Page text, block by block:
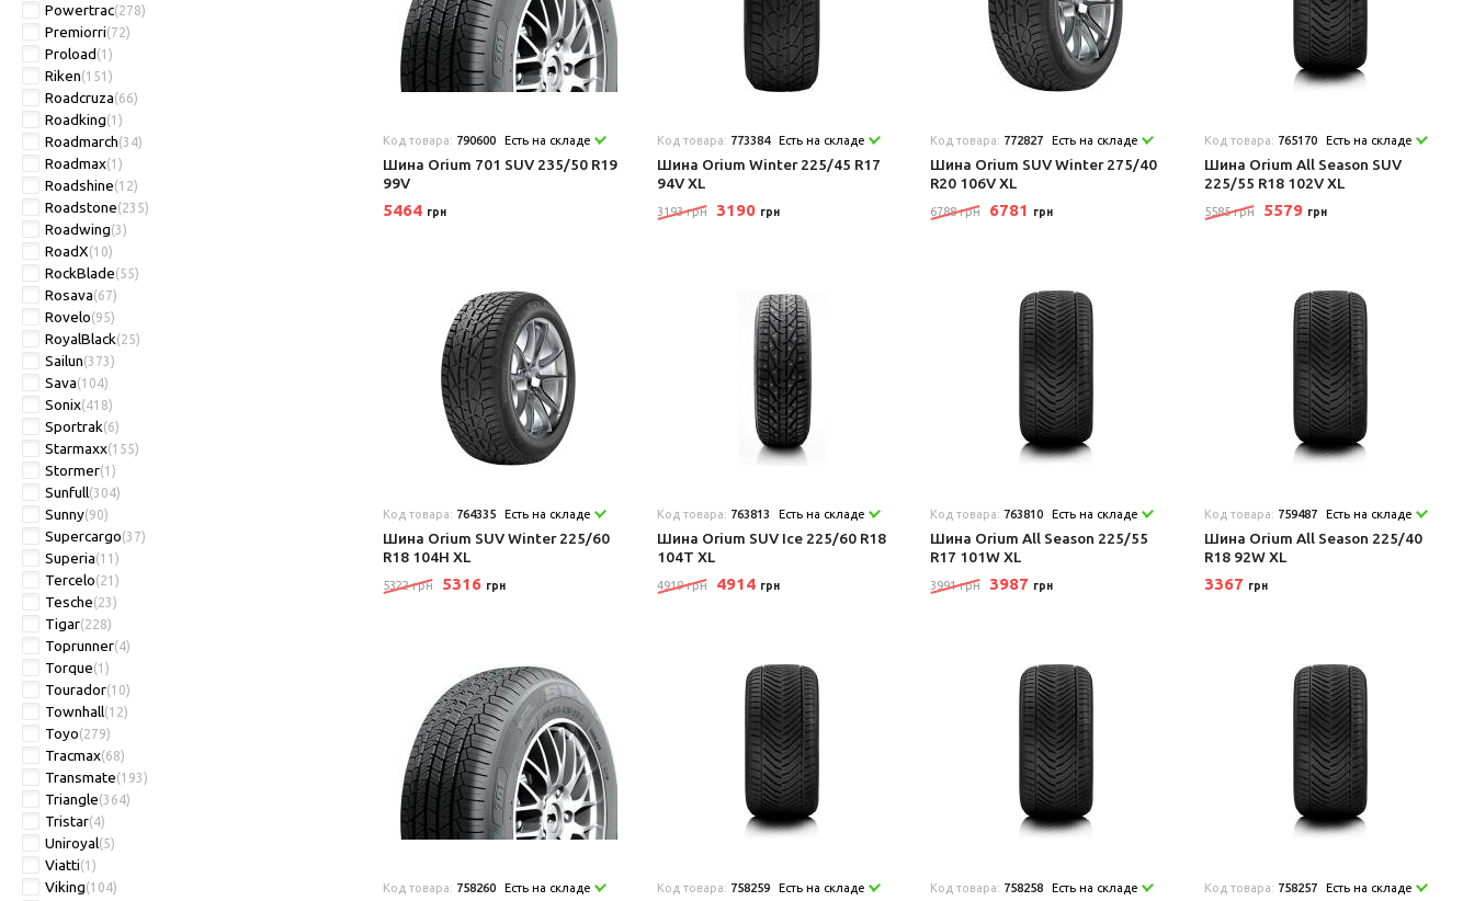
Powertrac(278)
Premiorri(72)
Proload(1)
Riken(151)
Roadcruza(66)
Roadking(1)
Roadmarch(34)
Roadmax(1)
Roadshine(12)
Roadstone(235)
Roadwing(3)
RoadX(10)
RockBlade(55)
Rosava(67)
Rovelo(95)
RoyalBlack(25)
Sailun(373)
Sava(104)
Sonix(418)
Sportrak(6)
Starmaxx(155)
Stormer(1)
Sunfull(304)
Sunny(90)
Supercargo(37)
Superia(11)
Tercelo(21)
Tesche(23)
Tigar(228)
Toprunner(4)
Torque(1)
Tourador(10)
Townhall(12)
Toyo(279)
Tracmax(68)
Transmate(193)
Triangle(364)
Tristar(4)
Uniroyal(5)
Viatti(1)
Viking(104)
Код товара: 790600 Есть на складе
Шина Orium 701 SUV 235/50 R19
99V
5464 грн
Код товара: 773384 Есть на складе
Шина Orium Winter 225/45 R17
94V XL
3193 грн 3190 грн
Код товара: 772827 Есть на складе
Шина Orium SUV Winter 275/40
R20 106V XL
6788 грн 6781 грн
Код товара: 765170 Есть на складе
Шина Orium All Season SUV
225/55 R18 102V XL
5585 грн 5579 грн
Код товара: 764335 Есть на складе
Шина Orium SUV Winter 225/60
R18 104H XL
5322 грн 5316 грн
Код товара: 763813 Есть на складе
Шина Orium SUV Ice 225/60 R18
104T XL
4919 грн 4914 грн
Код товара: 763810 Есть на складе
Шина Orium All Season 225/55
R17 101W XL
3991 грн 3987 грн
Код товара: 759487 Есть на складе
Шина Orium All Season 225/40
R18 92W XL
3367 грн
Код товара: 758260 Есть на складе Код товара: 758259 Есть на складе Код товара: 758258 Есть на складе Код товара: 758257 Есть на складе